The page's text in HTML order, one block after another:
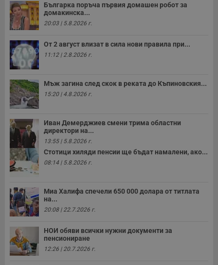
Българка поръча първия домашен робот за
домакинска...
20:03 | 5.8.2026 г.
От 2 август влизат в сила нови правила при...
11:12 | 2.8.2026 г.
Мъж загина след скок в реката до Къпиновския...
15:20 | 4.8.2026 г.
Иван Демерджиев смени трима областни
директори на...
13:55 | 5.8.2026 г.
Стотици хиляди пенсии ще бъдат намалени, ако...
08:14 | 5.8.2026 г.
Миа Халифа спечели 650 000 долара от титлата
на...
20:08 | 22.7.2026 г.
НОИ обяви всички нужни документи за
пенсиониране
12:26 | 20.7.2026 г.